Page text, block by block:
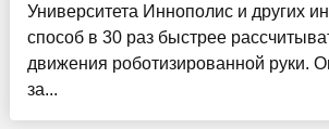
Университета Иннополис и других
способ в 30 раз быстрее
движения роботизированной руки.
за...